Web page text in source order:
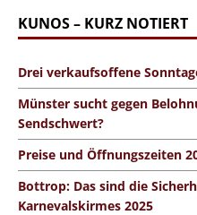
KUNOS – KURZ NOTIERT
Drei verkaufsoffene
Münster sucht gegen
Sendschwert?
Preise und Öffnungszeiten
Bottrop: Das sind die
Karnevalskirmes 2025